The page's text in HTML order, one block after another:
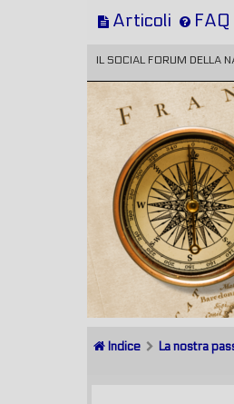
Articoli FAQ
IL SOCIAL FORUM DELLA
Indice La nostra